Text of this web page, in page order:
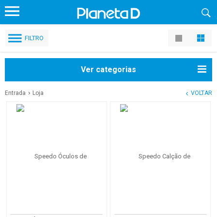
Ver categorias
FILTRO
Entrada Loja VOLTAR